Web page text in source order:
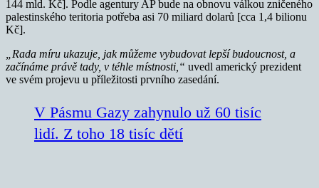
144 mld. Kč]. Podle agentury AP bude na obnovu válkou zničeného
palestinského teritoria potřeba asi 70 miliard dolarů [cca 1,4 bilionu
Kč].
„Rada míru ukazuje, jak můžeme vybudovat lepší budoucnost, a
začínáme právě tady, v téhle místnosti,“ uvedl americký prezident
ve svém projevu u příležitosti prvního zasedání.
V Pásmu Gazy zahynulo už 60 tisíc
lidí. Z toho 18 tisíc dětí